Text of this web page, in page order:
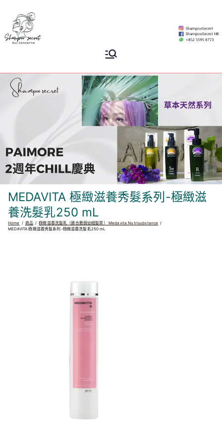
content
Secret
香港專業洗頭水專門店
MEDAVITA 極緻滋養秀髮系列-極緻滋
養洗髮乳250 mL
Home 商品
極緻滋養洗髮乳（適合脆弱幼細髮質） Medavita Nutrisubstance
MEDAVITA 極緻滋養秀髮系列-極緻滋養洗髮乳250 mL